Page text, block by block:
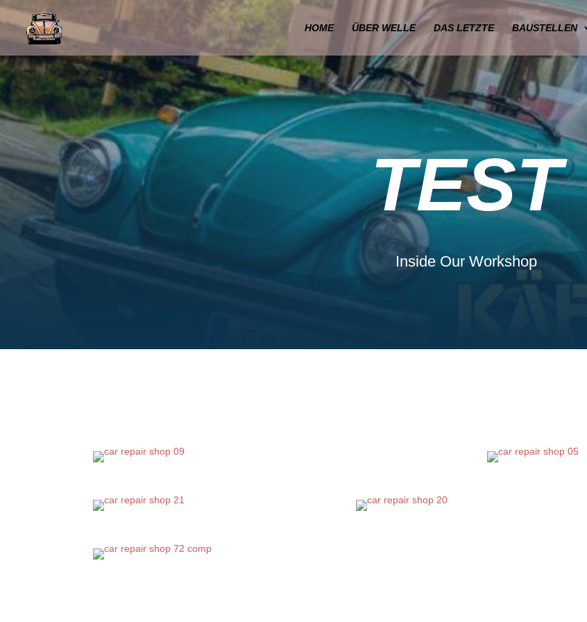
HOME ÜBER WELLE DAS LETZTE BAUSTELLEN
TEST
Inside Our Workshop